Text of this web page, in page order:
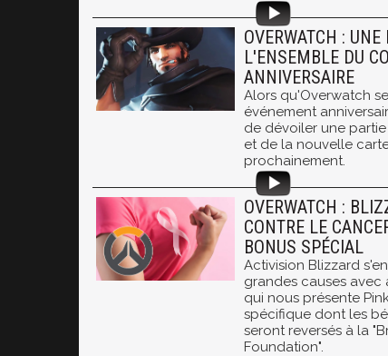
OVERWATCH :
L'ENSEMBLE DU
ANNIVERSAIRE
Alors qu'Overwatch
événement
de dévoiler une
et de la nouvelle
prochainement.
OVERWATCH :
CONTRE LE
BONUS SPÉCIAL
Activision Blizzard
grandes causes avec
qui nous présente
spécifique dont les
seront reversés à la
Foundation".